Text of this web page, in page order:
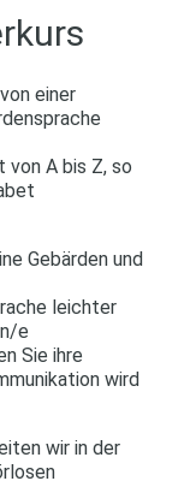
einer
von A bis Z, so
Gebärden und
leichter
e
Sie ihre
wird
wir in der